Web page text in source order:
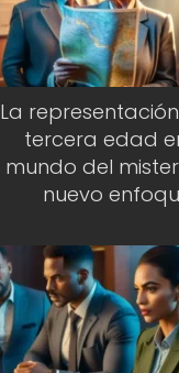
La
tercera edad
mundo del
nuevo